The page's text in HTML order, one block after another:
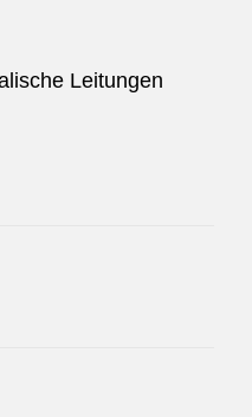
Leitungen